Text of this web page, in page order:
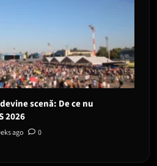
scenă: De ce nu
2026
ago 0